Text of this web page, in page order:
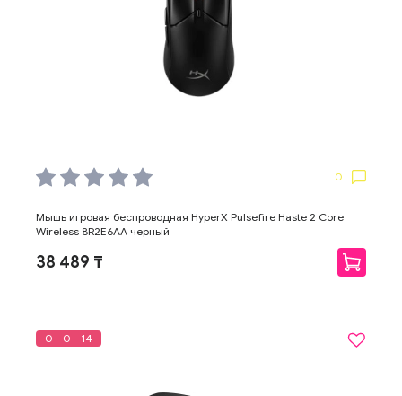
0
Мышь игровая беспроводная HyperX Pulsefire Haste 2 Core
Wireless 8R2E6AA черный
38 489 ₸
0 - 0 - 14